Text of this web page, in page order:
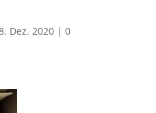
Dez. 2020| 0